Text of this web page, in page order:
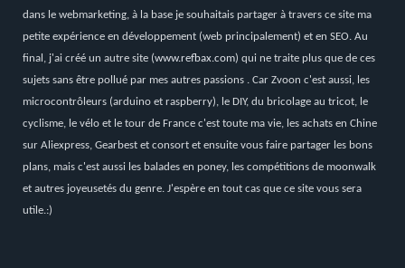
dans le webmarketing, à la base je souhaitais partager à travers ce site ma
petite expérience en développement (web principalement) et en SEO. Au
final, j'ai créé un autre site (www.refbax.com) qui ne traite plus que de ces
sujets sans être pollué par mes autres passions . Car Zvoon c'est aussi, les
microcontrôleurs (arduino et raspberry), le DIY, du bricolage au tricot, le
cyclisme, le vélo et le tour de France c'est toute ma vie, les achats en Chine
sur Aliexpress, Gearbest et consort et ensuite vous faire partager les bons
plans, mais c'est aussi les balades en poney, les compétitions de moonwalk
et autres joyeusetés du genre. J'espère en tout cas que ce site vous sera
utile.:)